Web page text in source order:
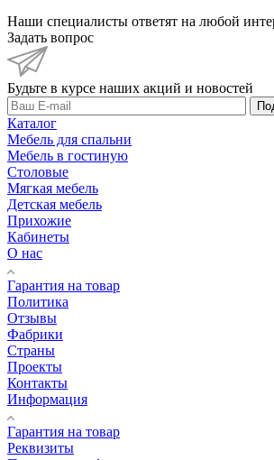
Наши специалисты ответят на любой
Задать вопрос
Будьте в курсе наших акций и новостей
Каталог
Мебель для спальни
Мебель в гостиную
Столовые
Мягкая мебель
Детская мебель
Прихожие
Кабинеты
О нас
Гарантия на товар
Политика
Отзывы
Фабрики
Страны
Проекты
Контакты
Информация
Гарантия на товар
Реквизиты